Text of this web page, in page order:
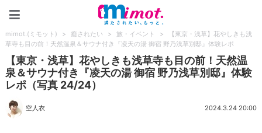
mimot.(ミモット) > 癒されたい > 旅・イベント >
【東京・浅草】花やしきも浅
草寺も目の前！天然温泉＆サウナ付き『凌天の湯 御宿 野乃浅草別邸』体験レポ
【東京・浅草】花やしきも浅草寺も目の前！天然温
泉＆サウナ付き『凌天の湯 御宿 野乃浅草別邸』体験
レポ（写真 24/24）
空人衣 2024.3.24 20:00